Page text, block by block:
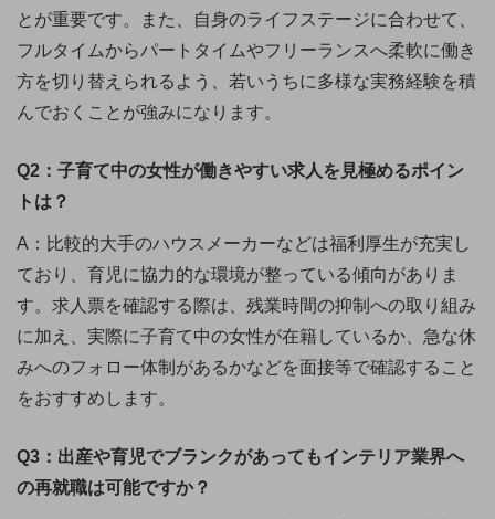
とが重要です。また、自身のライフステージに合わせて、
フルタイムからパートタイムやフリーランスへ柔軟に働き
方を切り替えられるよう、若いうちに多様な実務経験を積
んでおくことが強みになります。
Q2：子育て中の女性が働きやすい求人を見極めるポイン
トは？
A：比較的大手のハウスメーカーなどは福利厚生が充実し
ており、育児に協力的な環境が整っている傾向がありま
す。求人票を確認する際は、残業時間の抑制への取り組み
に加え、実際に子育て中の女性が在籍しているか、急な休
みへのフォロー体制があるかなどを面接等で確認すること
をおすすめします。
Q3：出産や育児でブランクがあってもインテリア業界へ
の再就職は可能ですか？